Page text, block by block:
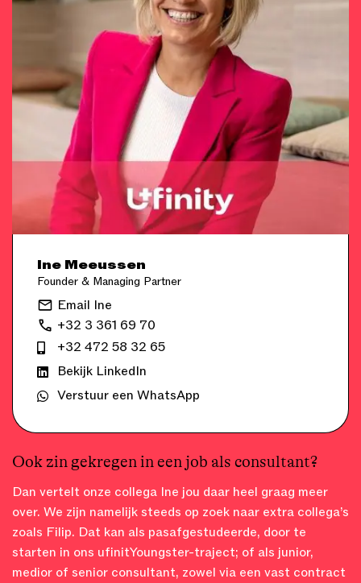
Ine Meeussen
Founder & Managing Partner
Email Ine
+32 3 361 69 70
+32 472 58 32 65
Bekijk LinkedIn
Verstuur een WhatsApp
Ook zin gekregen in een job als consultant?
Dan vertelt onze collega Ine jou daar heel graag meer
over. We zijn namelijk steeds op zoek naar extra collega’s
zoals Filip. Dat kan als pasafgestudeerde, door te
starten in ons ufinitYoungster-traject; of als junior,
medior of senior consultant, zowel via een vast contract